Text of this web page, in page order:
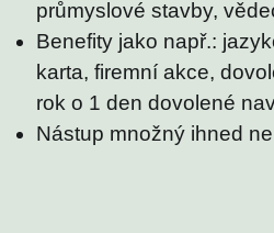
průmyslové stavby,
Benefity jako např.:
karta, firemní akce,
rok o 1 den dovolené
Nástup množný ihned